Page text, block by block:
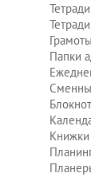
Грамоты
Папки
Книжки